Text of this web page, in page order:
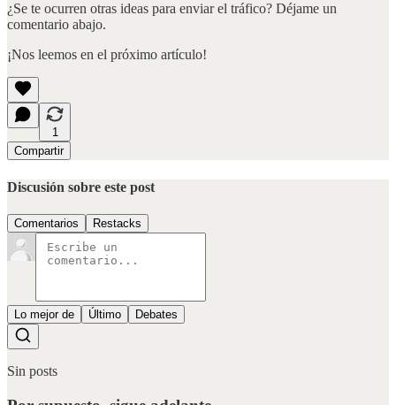
¿Se te ocurren otras ideas para enviar el tráfico? Déjame un
comentario abajo.
¡Nos leemos en el próximo artículo!
1
Compartir
Discusión sobre este post
Comentarios Restacks
Lo mejor de Último Debates
Sin posts